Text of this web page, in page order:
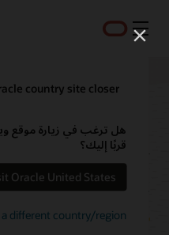
القائمة
country site closer
قربًا إليك؟
Oracle United States
a different country/region
Platform
Service